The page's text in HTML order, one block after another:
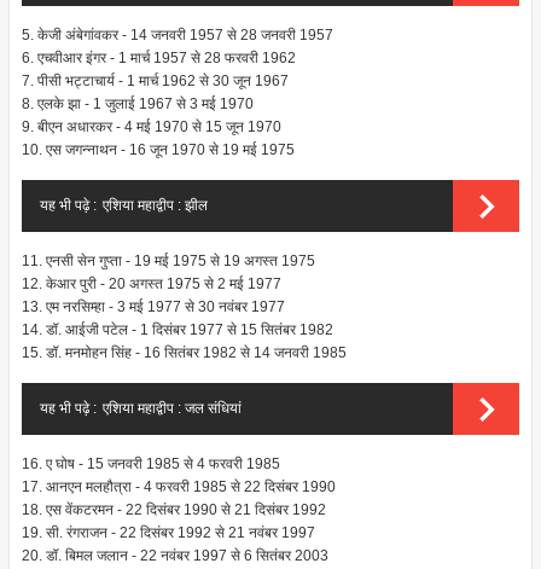
5. केजी अंबेगांवकर - 14 जनवरी 1957 से 28 जनवरी 1957
6. एचवीआर इंगर - 1 मार्च 1957 से 28 फरवरी 1962
7. पीसी भट्टाचार्य - 1 मार्च 1962 से 30 जून 1967
8. एलके झा - 1 जुलाई 1967 से 3 मई 1970
9. बीएन अधारकर - 4 मई 1970 से 15 जून 1970
10. एस जगन्नाथन - 16 जून 1970 से 19 मई 1975
यह भी पढ़े : एशिया महाद्वीप : झील
11. एनसी सेन गुप्ता - 19 मई 1975 से 19 अगस्त 1975
12. केआर पुरी - 20 अगस्त 1975 से 2 मई 1977
13. एम नरसिम्हा - 3 मई 1977 से 30 नवंबर 1977
14. डॉ. आईजी पटेल - 1 दिसंबर 1977 से 15 सितंबर 1982
15. डॉ. मनमोहन सिंह - 16 सितंबर 1982 से 14 जनवरी 1985
यह भी पढ़े : एशिया महाद्वीप : जल संधियां
16. ए घोष - 15 जनवरी 1985 से 4 फरवरी 1985
17. आनएन मलहौत्रा - 4 फरवरी 1985 से 22 दिसंबर 1990
18. एस वेंकटरमन - 22 दिसंबर 1990 से 21 दिसंबर 1992
19. सी. रंगराजन - 22 दिसंबर 1992 से 21 नवंबर 1997
20. डॉ. बिमल जलान - 22 नवंबर 1997 से 6 सितंबर 2003